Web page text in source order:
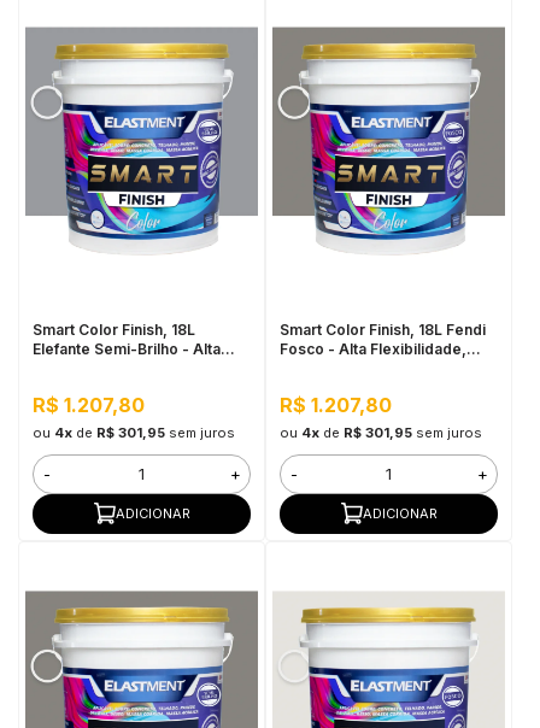
Smart Color Finish, 18L
Elefante Semi-Brilho - Alta
R$ 1.207,80
ou 4xde R$ 301,95 sem juros
- +
ADICIONAR
Smart Color Finish, 18L Fendi
Fosco - Alta Flexibilidade,
R$ 1.207,80
ou 4xde R$ 301,95 sem juros
- +
ADICIONAR